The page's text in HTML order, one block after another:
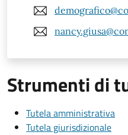
Strumenti di
Tutela amministrativa
Tutela giurisdizionale